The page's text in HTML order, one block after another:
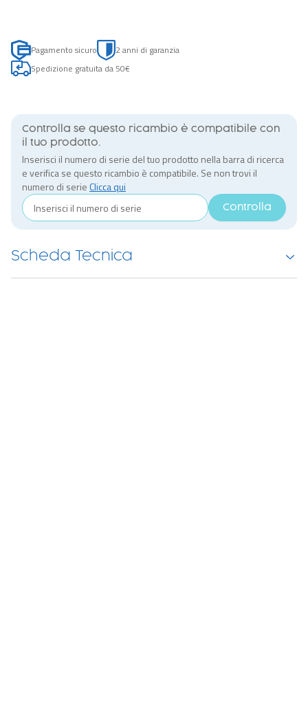
Pagamento sicuro
2 anni di garanzia
Spedizione gratuita da 50€
Controlla se questo ricambio è compatibile con
il tuo prodotto.
Inserisci il numero di serie del tuo prodotto nella barra di ricerca
e verifica se questo ricambio è compatibile. Se non trovi il
numero di serie Clicca qui
Controlla
Scheda Tecnica